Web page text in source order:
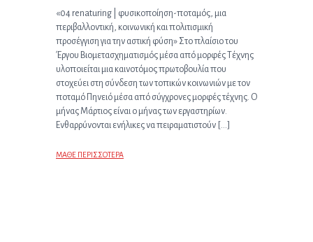
«04 renaturing | φυσικοποίηση-ποταμός, μια
περιβαλλοντική, κοινωνική και πολιτισμική
προσέγγιση για την αστική φύση» Στο πλαίσιο του
Έργου Βιομετασχηματισμός μέσα από μορφές Τέχνης
υλοποιείται μια καινοτόμος πρωτοβουλία που
στοχεύει στη σύνδεση των τοπικών κοινωνιών με τον
ποταμό Πηνειό μέσα από σύγχρονες μορφές τέχνης. Ο
μήνας Μάρτιος είναι ο μήνας των εργαστηρίων.
Ενθαρρύνονται ενήλικες να πειραματιστούν […]
ΜΑΘΕ ΠΕΡΙΣΣΟΤΕΡΑ